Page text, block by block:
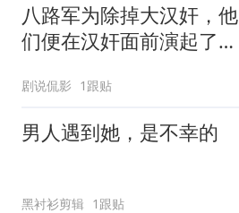
八路军为除掉大汉奸，他
们便在汉奸面前演起了双
剧说侃影 1跟贴
男人遇到她，是不幸的
黑衬衫剪辑 1跟贴